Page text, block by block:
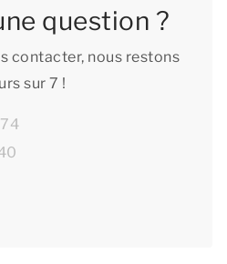
question ?
contacter, nous restons
sur 7 !